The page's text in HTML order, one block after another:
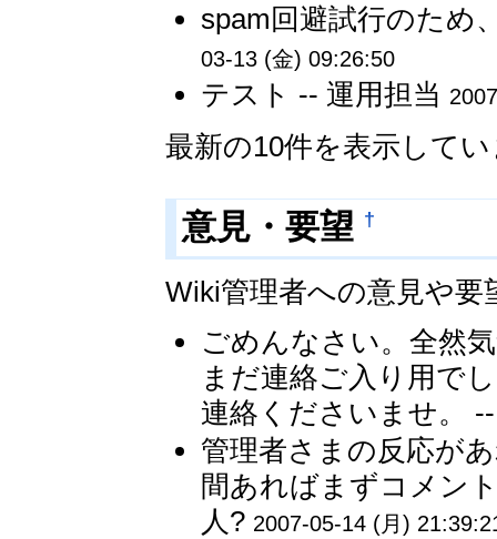
spam回避試行のため
03-13 (金) 09:26:50
テスト -- 運用担当
最新の10件を表示して
意見・要望 †
Wiki管理者への意見や要
ごめんなさい。全然
まだ連絡ご入り用で
連絡くださいませ。
管理者さまの反応が
間あればまずコメン
人? 2007-05-14 (月)